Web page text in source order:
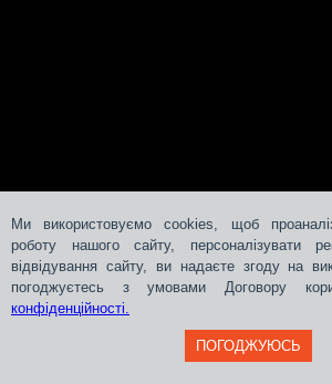
Ми використовуємо cookies, щоб
роботу нашого сайту, персоналізувати
відвідування сайту, ви надаєте згоду на
погоджуєтесь з умовами Договору
конфіденційності.
ПОГОДЖУЮСЬ